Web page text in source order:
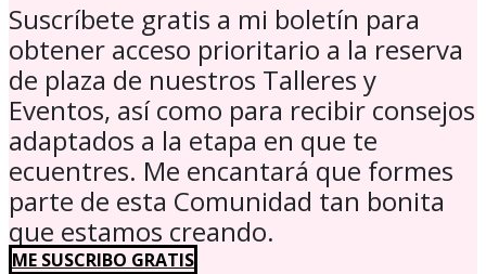
Suscríbete gratis a mi boletín para
obtener acceso prioritario a la reserva
de plaza de nuestros Talleres y
Eventos, así como para recibir consejos
adaptados a la etapa en que te
ecuentres. Me encantará que formes
parte de esta Comunidad tan bonita
que estamos creando.
ME SUSCRIBO GRATIS